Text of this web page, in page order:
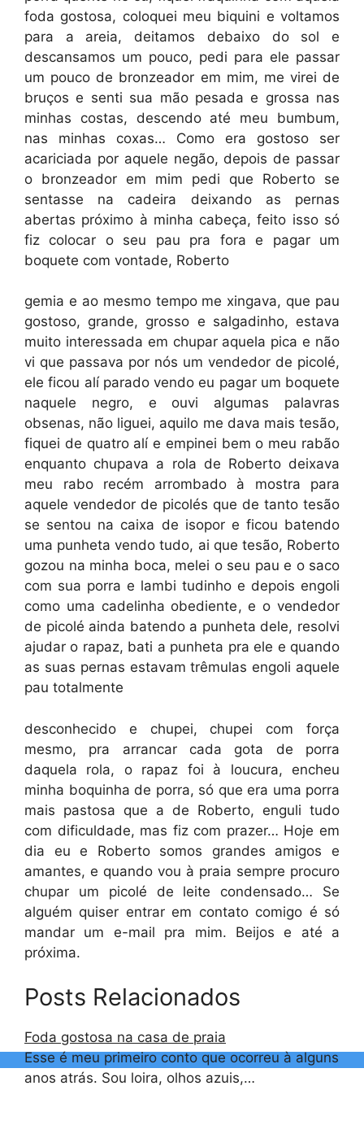
foda gostosa, coloquei meu biquini e voltamos
para a areia, deitamos debaixo do sol e
descansamos um pouco, pedi para ele passar
um pouco de bronzeador em mim, me virei de
bruços e senti sua mão pesada e grossa nas
minhas costas, descendo até meu bumbum,
nas minhas coxas… Como era gostoso ser
acariciada por aquele negão, depois de passar
o bronzeador em mim pedi que Roberto se
sentasse na cadeira deixando as pernas
abertas próximo à minha cabeça, feito isso só
fiz colocar o seu pau pra fora e pagar um
boquete com vontade, Roberto
gemia e ao mesmo tempo me xingava, que pau
gostoso, grande, grosso e salgadinho, estava
muito interessada em chupar aquela pica e não
vi que passava por nós um vendedor de picolé,
ele ficou alí parado vendo eu pagar um boquete
naquele negro, e ouvi algumas palavras
obsenas, não liguei, aquilo me dava mais tesão,
fiquei de quatro alí e empinei bem o meu rabão
enquanto chupava a rola de Roberto deixava
meu rabo recém arrombado à mostra para
aquele vendedor de picolés que de tanto tesão
se sentou na caixa de isopor e ficou batendo
uma punheta vendo tudo, ai que tesão, Roberto
gozou na minha boca, melei o seu pau e o saco
com sua porra e lambi tudinho e depois engoli
como uma cadelinha obediente, e o vendedor
de picolé ainda batendo a punheta dele, resolvi
ajudar o rapaz, bati a punheta pra ele e quando
as suas pernas estavam trêmulas engoli aquele
pau totalmente
desconhecido e chupei, chupei com força
mesmo, pra arrancar cada gota de porra
daquela rola, o rapaz foi à loucura, encheu
minha boquinha de porra, só que era uma porra
mais pastosa que a de Roberto, enguli tudo
com dificuldade, mas fiz com prazer… Hoje em
dia eu e Roberto somos grandes amigos e
amantes, e quando vou à praia sempre procuro
chupar um picolé de leite condensado… Se
alguém quiser entrar em contato comigo é só
mandar um e-mail pra mim. Beijos e até a
próxima.
Posts Relacionados
Foda gostosa na casa de praia
Esse é meu primeiro conto que ocorreu à alguns
anos atrás. Sou loira, olhos azuis,…